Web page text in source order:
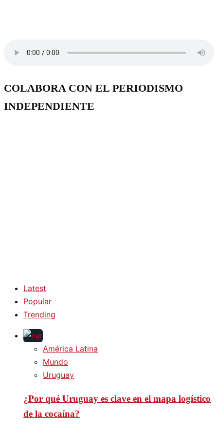
COLABORA CON EL PERIODISMO
INDEPENDIENTE
Latest
Popular
Trending
América Latina
Mundo
Uruguay
¿Por qué Uruguay es clave en el mapa logístico
de la cocaína?